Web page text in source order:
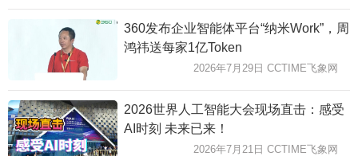
360发布企业智能体平台“纳米Work”，周
鸿祎送每家1亿Token
2026年7月29日 CCTIME飞象网
2026世界人工智能大会现场直击：感受
AI时刻 未来已来！
2026年7月21日 CCTIME飞象网